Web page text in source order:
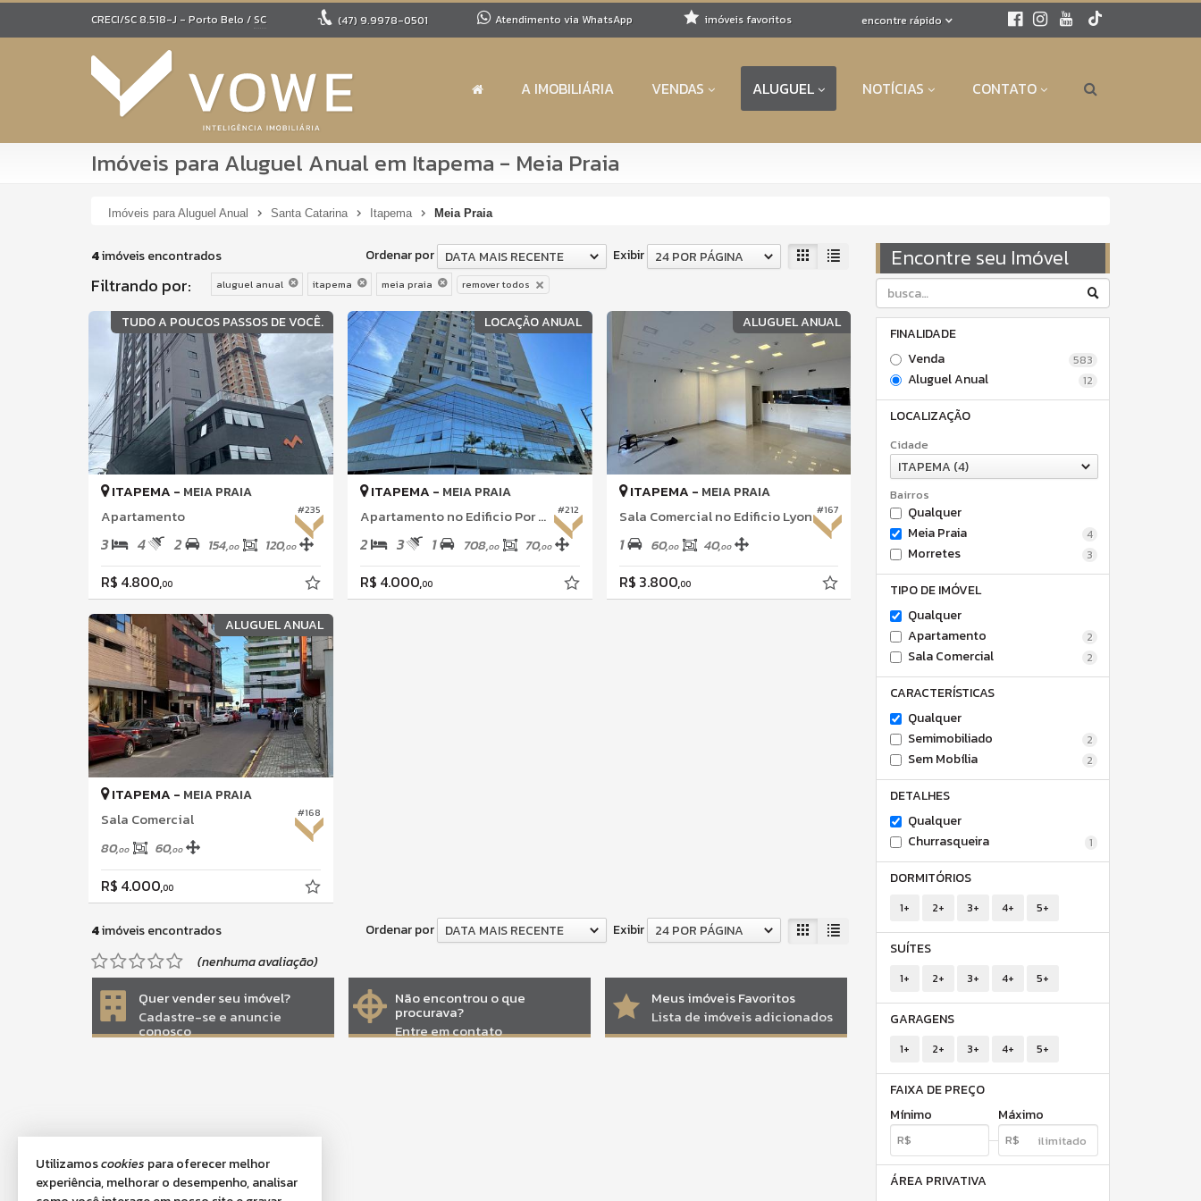
CRECI/SC 8.518-J - Porto Belo /SC (47)9.9978-0501 Atendimento via WhatsApp encontre rápido
imóveis favoritos
A IMOBILIÁRIA VENDAS ALUGUEL NOTÍCIAS CONTATO
Imóveis para Aluguel Anual em Itapema - Meia Praia
Imóveis para Aluguel Anual Santa Catarina Itapema Meia Praia
Encontre seu Imóvel
FINALIDADE
Venda
583
Aluguel Anual 12
LOCALIZAÇÃO
Cidade
ITAPEMA (4)
Bairros
Qualquer
Meia Praia
4
Morretes 3
TIPO DE IMÓVEL
Qualquer
Apartamento
2
Sala Comercial 2
CARACTERÍSTICAS
Qualquer
Semimobiliado
2
Sem Mobília 2
DETALHES
Qualquer
Churrasqueira
1
DORMITÓRIOS
1+ 2+ 3+ 4+ 5+
SUÍTES
1+ 2+ 3+ 4+ 5+
GARAGENS
1+ 2+ 3+ 4+ 5+
FAIXA DE PREÇO
Mínimo
Máximo
ÁREA PRIVATIVA
4imóveis encontrados Exibir 24 POR PÁGINA
Ordenar por DATA MAIS RECENTE
Filtrando por: aluguel anual itapema meia praia remover todos
TUDO A POUCOS PASSOS DE VOCÊ.
#235
ITAPEMA - MEIA PRAIA
Apartamento
3 4 2 154,00 120,00
R$ 4.800,00
LOCAÇÃO ANUAL
#212
ITAPEMA - MEIA PRAIA
Apartamento no Edificio Por do Sol
2 3 1 708,00 70,00
R$ 4.000,00
ALUGUEL ANUAL
#167
ITAPEMA - MEIA PRAIA
Sala Comercial no Edificio Lyon
1 60,00 40,00
R$ 3.800,00
ALUGUEL ANUAL
#168
ITAPEMA - MEIA PRAIA
Sala Comercial
80,00 60,00
R$ 4.000,00
4imóveis encontrados Exibir 24 POR PÁGINA
Ordenar por
DATA MAIS RECENTE
(nenhuma avaliação)
Quer vender seu imóvel?
Cadastre-se e anuncie
conosco
Não encontrou o que
procurava?
Entre em contato
Meus imóveis Favoritos
Lista de imóveis adicionados
Utilizamoscookies para oferecer melhor
experiência, melhorar o desempenho, analisar